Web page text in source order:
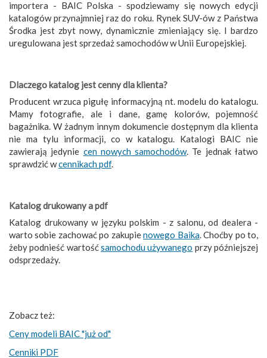
importera - BAIC Polska - spodziewamy się nowych edycji
katalogów przynajmniej raz do roku. Rynek SUV-ów z Państwa
Środka jest zbyt nowy, dynamicznie zmieniający się. I bardzo
uregulowana jest sprzedaż samochodów w Unii Europejskiej.
Dlaczego katalog jest cenny dla klienta?
Producent wrzuca pigułę informacyjną nt. modelu do katalogu.
Mamy fotografie, ale i dane, gamę kolorów, pojemność
bagażnika. W żadnym innym dokumencie dostępnym dla klienta
nie ma tylu informacji, co w katalogu. Katalogi BAIC nie
zawierają jedynie cen nowych samochodów. Te jednak łatwo
sprawdzić wcennikach pdf.
Katalog drukowany a pdf
Katalog drukowany w języku polskim - z salonu, od dealera -
warto sobie zachować po zakupienowego Baika. Choćby po to,
żeby podnieść wartośćsamochodu używanego przy późniejszej
odsprzedaży.
Zobacz też:
Ceny modeli BAIC "już od"
Cenniki PDF